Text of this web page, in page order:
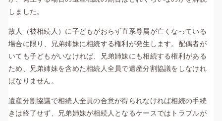
しました。
故人（被相続人）に子どもがおらず直系尊属が亡くなっている
場合に限り、兄弟姉妹に相続する権利が発生します。配偶者が
いても子どもがいなければ、兄弟姉妹にも相続する権利がある
ため、兄弟姉妹を含めた相続人全員で遺産分割協議をしなけれ
ばなりません。
遺産分割協議で相続人全員の合意が得られなければ相続の手続
きは終了せず、兄弟姉妹が相続人となるケースではトラブルが